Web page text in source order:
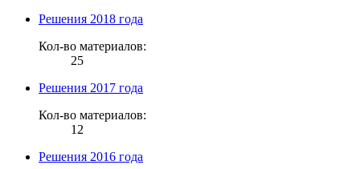
Решения 2018 года
Кол-во материалов:
25
Решения 2017 года
Кол-во материалов:
12
Решения 2016 года